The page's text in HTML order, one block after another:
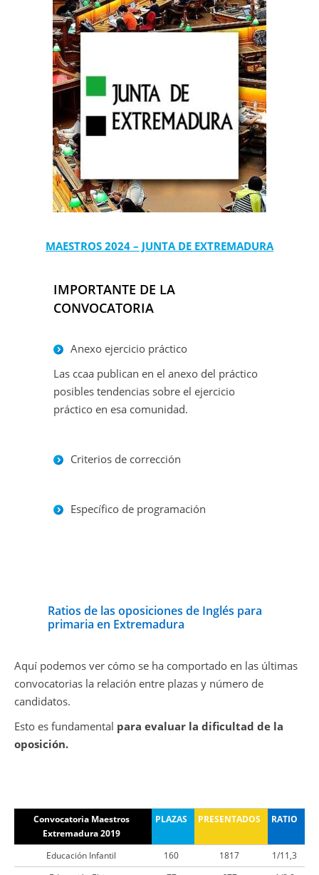
MAESTROS 2024 – JUNTA DE EXTREMADURA
IMPORTANTE DE LA
CONVOCATORIA
Anexo ejercicio práctico
Las ccaa publican en el anexo del práctico
posibles tendencias sobre el ejercicio
práctico en esa comunidad.
Criterios de corrección
Específico de programación
Ratios de las oposiciones de Inglés para
primaria en Extremadura
Aquí podemos ver cómo se ha comportado en las últimas
convocatorias la relación entre plazas y número de
candidatos.
Esto es fundamental para evaluar la dificultad de la
oposición.
Convocatoria Maestros
Extremadura 2019
PLAZAS PRESENTADOS RATIO
Educación Infantil 160 1817
1/11,3